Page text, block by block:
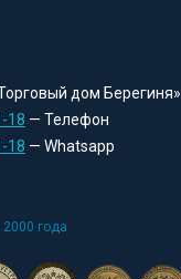
дом Берегиня»
18 — Телефон
18 — Whatsapp
года